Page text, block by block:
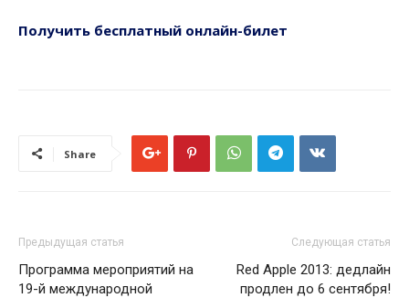
Получить бесплатный онлайн-билет
Share
Предыдущая статья
Программа мероприятий на
19-й международной
Следующая статья
Red Apple 2013: дедлайн
продлен до 6 сентября!